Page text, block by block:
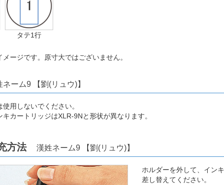
タテ1行
メージです。原寸大ではございません。
ネーム9 【劉(リュウ)】
用しないでください。
キカートリッジはXLR-9Nと形状が異なります。
方法 漢姓ネーム9 【劉(リュウ)】
ホルダーを外して、イン
差し替えてください。